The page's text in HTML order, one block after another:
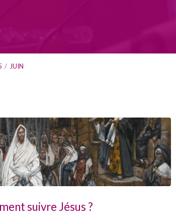
/ JUIN
suivre Jésus ?